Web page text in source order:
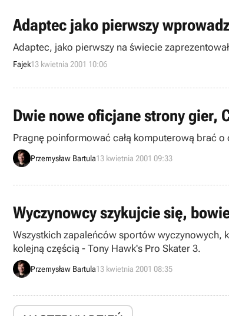
Adaptec jako pierwszy
Adaptec, jako pierwszy na świecie
Fajek13 kwietnia 2001 10:06
Dwie nowe oficjane strony gier,
Pragnę poinformować całą komputerową brać
Przemysław Bartula13 kwietnia 2001 09:33
Wyczynowcy szykujcie się,
Wszystkich zapaleńców sportów wyczynowych,
kolejną częścią - Tony Hawk's Pro Skater 3.
Przemysław Bartula13 kwietnia 2001 08:35